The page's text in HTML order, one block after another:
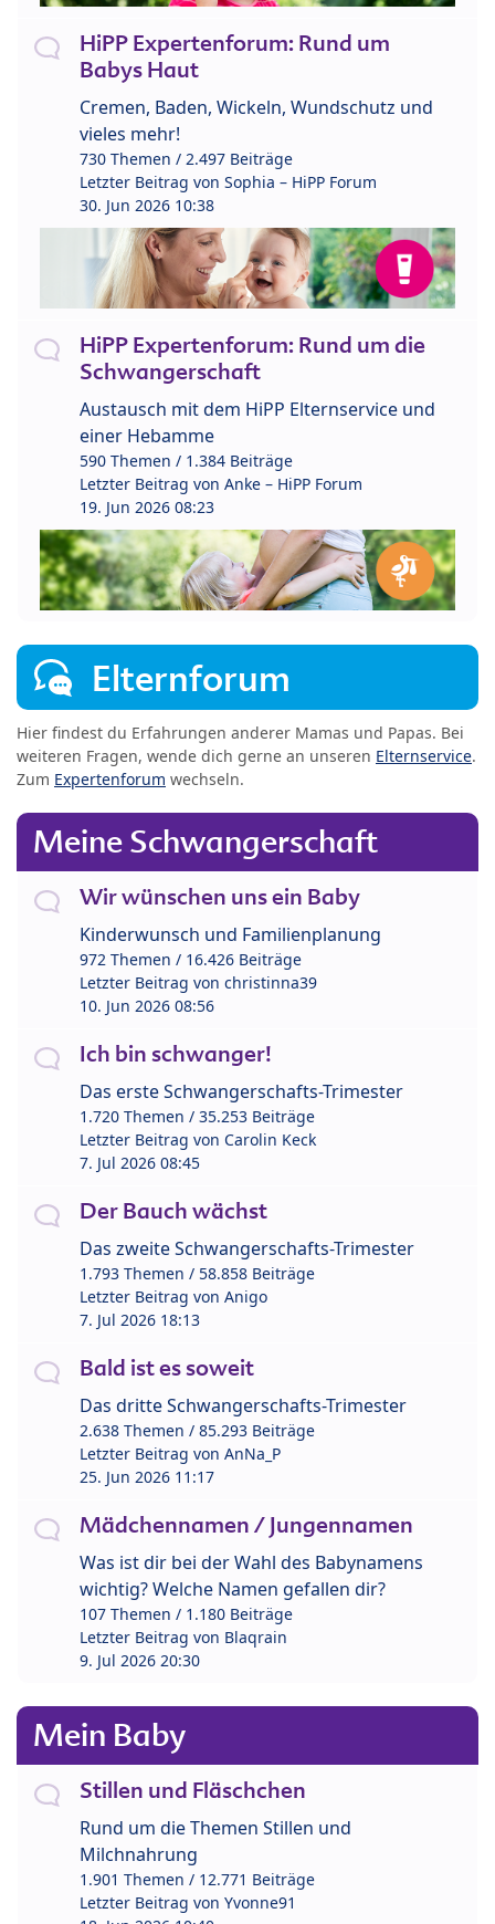
HiPP Expertenforum: Rund um
Babys Haut
Cremen, Baden, Wickeln, Wundschutz und
vieles mehr!
730 Themen / 2.497 Beiträge
Letzter Beitrag von Sophia – HiPP Forum
30. Jun 2026 10:38
HiPP Expertenforum: Rund um die
Schwangerschaft
Austausch mit dem HiPP Elternservice und
einer Hebamme
590 Themen / 1.384 Beiträge
Letzter Beitrag von Anke – HiPP Forum
19. Jun 2026 08:23
Elternforum
Hier findest du Erfahrungen anderer Mamas und Papas. Bei
weiteren Fragen, wende dich gerne an unseren Elternservice.
Zum Expertenforum wechseln.
Meine Schwangerschaft
Wir wünschen uns ein Baby
Kinderwunsch und Familienplanung
972 Themen / 16.426 Beiträge
Letzter Beitrag von christinna39
10. Jun 2026 08:56
Ich bin schwanger!
Das erste Schwangerschafts-Trimester
1.720 Themen / 35.253 Beiträge
Letzter Beitrag von Carolin Keck
7. Jul 2026 08:45
Der Bauch wächst
Das zweite Schwangerschafts-Trimester
1.793 Themen / 58.858 Beiträge
Letzter Beitrag von Anigo
7. Jul 2026 18:13
Bald ist es soweit
Das dritte Schwangerschafts-Trimester
2.638 Themen / 85.293 Beiträge
Letzter Beitrag von AnNa_P
25. Jun 2026 11:17
Mädchennamen / Jungennamen
Was ist dir bei der Wahl des Babynamens
wichtig? Welche Namen gefallen dir?
107 Themen / 1.180 Beiträge
Letzter Beitrag von Blaqrain
9. Jul 2026 20:30
Mein Baby
Stillen und Fläschchen
Rund um die Themen Stillen und
Milchnahrung
1.901 Themen / 12.771 Beiträge
Letzter Beitrag von Yvonne91